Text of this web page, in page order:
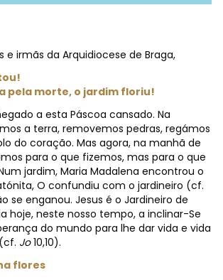
e irmãs da Arquidiocese de Braga,
pela morte, o jardim floriu!
a esta Páscoa cansado. Na
a terra, removemos pedras, regámos
do coração. Mas agora, na manhã de
para o que fizemos, mas para o que
jardim, Maria Madalena encontrou o
O confundiu com o jardineiro (cf.
se enganou. Jesus é o Jardineiro de
hoje, neste nosso tempo, a inclinar-Se
do mundo para lhe dar vida e vida
Jo10,10).
flores